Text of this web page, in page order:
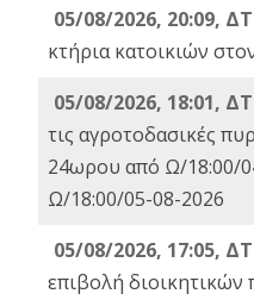
05/08/2026, 20:09,
κτήρια κατοικιών
05/08/2026, 18:01,
τις αγροτοδασικές
24ωρου από Ω/18:00/
Ω/18:00/05-08-2026
05/08/2026, 17:05,
επιβολή διοικητικών